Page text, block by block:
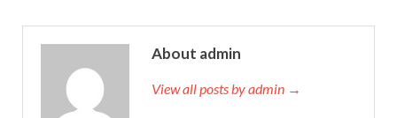
About admin
View all posts by admin →